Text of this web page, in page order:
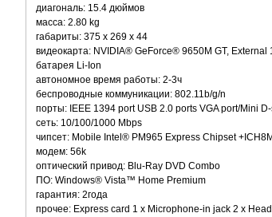
диагональ: 15.4 дюймов
масса: 2.80 kg
габариты: 375 x 269 x 44
видеокарта: NVIDIA® GeForce® 9650M GT, External
батарея Li-Ion
автономное время работы: 2-3ч
беспроводные коммуникации: 802.11b/g/n
порты: IEEE 1394 port USB 2.0 ports VGA port/Mini
сеть: 10/100/1000 Mbps
чипсет: Mobile Intel® PM965 Express Chipset +ICH8M
модем: 56k
оптический привод: Blu-Ray DVD Combo
ПО: Windows® Vista™ Home Premium
гарантия: 2года
прочее: Express card 1 x Microphone-in jack 2 x